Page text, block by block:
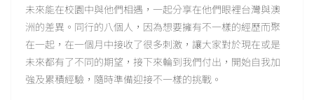
未來能在校園中與他們相遇，一起分享在他們眼裡台灣與澳
洲的差異。同行的八個人，因為想要擁有不一樣的經歷而聚
在一起，在一個月中接收了很多刺激，讓大家對於現在或是
未來都有了不同的期望，接下來輪到我們付出，開始自我加
強及累積經驗，隨時準備迎接不一樣的挑戰。